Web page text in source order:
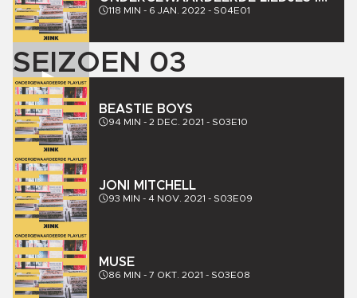
2021
118 MIN - 6 JAN. 2022 - S04E01
SEIZOEN 03
BEASTIE BOYS
94 MIN - 2 DEC. 2021 - S03E10
JONI MITCHELL
93 MIN - 4 NOV. 2021 - S03E09
MUSE
86 MIN - 7 OKT. 2021 - S03E08